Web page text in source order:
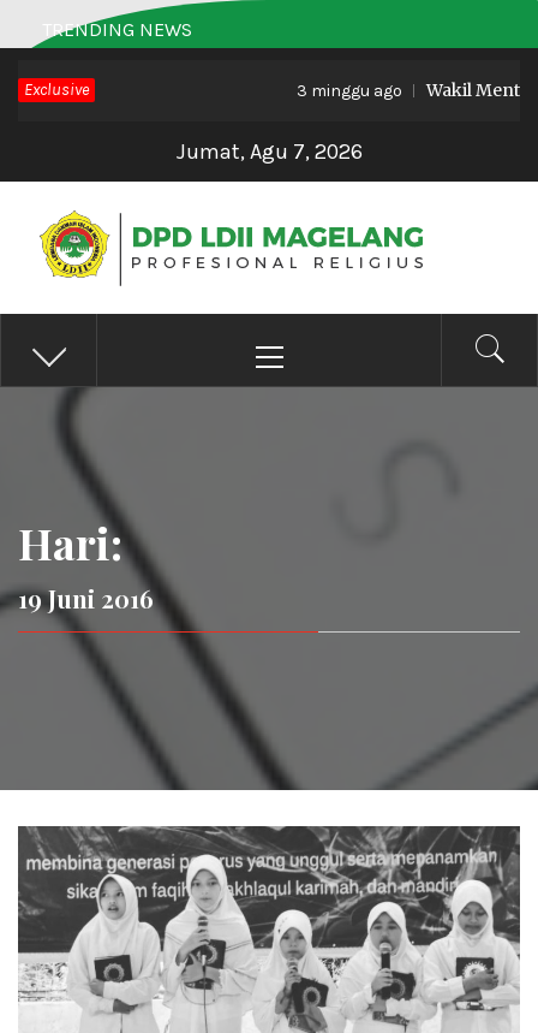
to
content
TRENDING NEWS
Exclusive 3 minggu ago Wakil Menteri
Jumat, Agu 7, 2026
DPD LDII MAGELANG
Profesional Religius
Menu
Hari:
19 Juni 2016